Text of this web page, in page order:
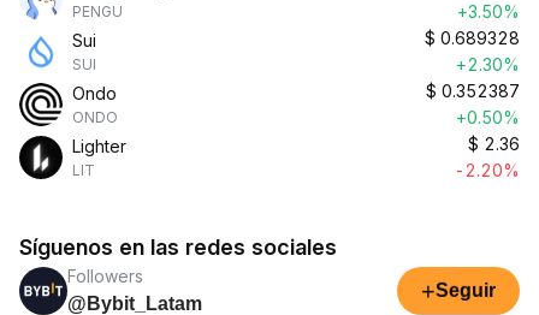
PENGU
+3.50%
Sui
SUI
$ 0.689328
+2.30%
Ondo
ONDO
$ 0.352387
+0.50%
Lighter
LIT
$ 2.36
-2.20%
Síguenos en las redes sociales
Followers
@Bybit_Latam
+Seguir